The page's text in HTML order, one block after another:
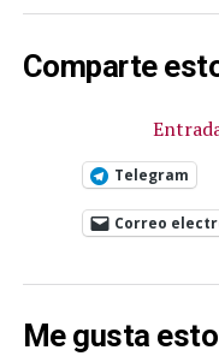
Comparte
Telegram
Correo
Me gusta